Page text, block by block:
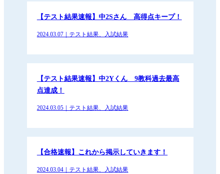
【テスト結果速報】中2Sさん 高得点キープ！
2024.03.07｜テスト結果、入試結果
【テスト結果速報】中2Yくん 9教科過去最高
点達成！
2024.03.05｜テスト結果、入試結果
【合格速報】これから掲示していきます！
2024.03.04｜テスト結果、入試結果